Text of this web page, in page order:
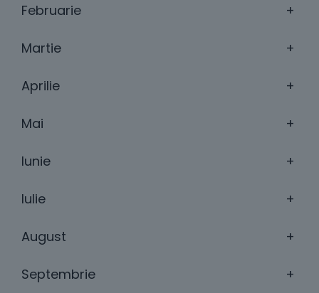
Februarie +
Martie +
Aprilie +
Mai +
Iunie +
Iulie +
August +
Septembrie +